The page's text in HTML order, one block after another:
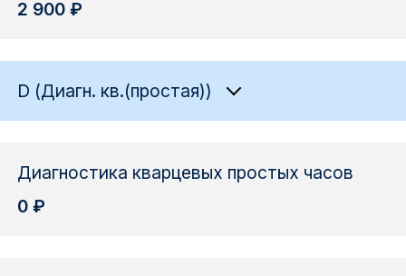
2 900 ₽
D (Диагн. кв.(простая))
Диагностика кварцевых простых часов
0 ₽